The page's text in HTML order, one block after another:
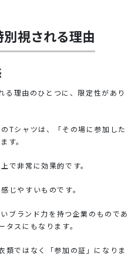
視される理由
理由のひとつに、限定性があり
Tシャツは、「その場に参加した
す。
で非常に効果的です。
じやすいものです。
ブランド力を持つ企業のものであ
スにもなります。
類ではなく「参加の証」になりま